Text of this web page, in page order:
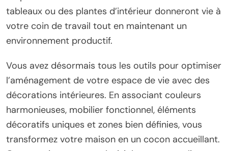
tableaux ou des plantes d’intérieur donneront vie à
votre coin de travail tout en maintenant un
environnement productif.
Vous avez désormais tous les outils pour optimiser
l’aménagement de votre espace de vie avec des
décorations intérieures. En associant couleurs
harmonieuses, mobilier fonctionnel, éléments
décoratifs uniques et zones bien définies, vous
transformez votre maison en un cocon accueillant.